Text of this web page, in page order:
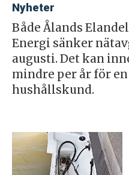
Nyheter
Både Ålands
Energi sänker
augusti. Det kan
mindre per år för
hushållskund.